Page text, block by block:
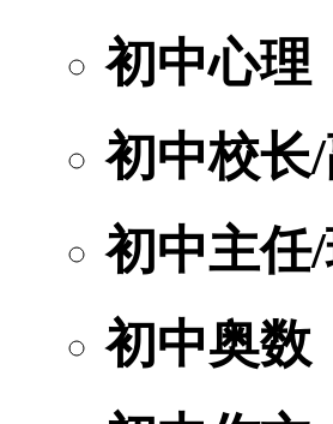
初中心理
初中校长
初中主任
初中奥数